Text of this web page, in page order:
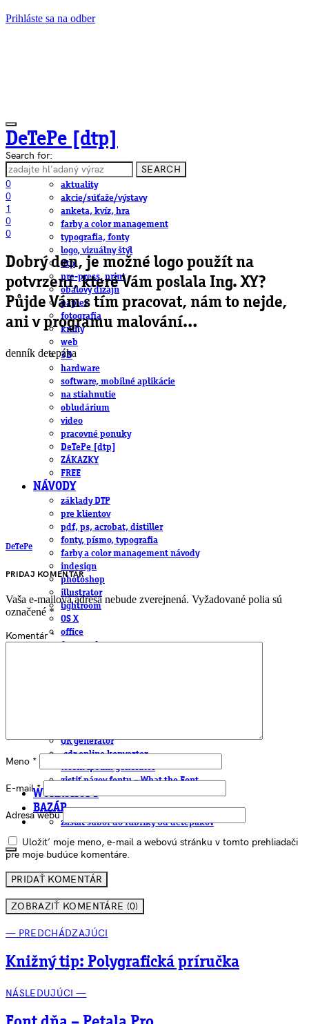
Prihláste sa na odber
DeTePe [dtp]
ČLÁNKY
aktuality
akcie/súťaže/výstavy
anketa, kvíz, hra
farby a color management
typografia, fonty
logo, vizuálny štýl
dtp
pre-press, print
obalový dizajn
papier
fotografia
knihy
web
3D
hardware
software, mobilné aplikácie
na stiahnutie
obludárium
video
pracovné ponuky
DeTePe [dtp]
ZÁKAZKY
FREE
NÁVODY
základy DTP
pre klientov
pdf, ps, acrobat, distiller
fonty, písmo, typografia
farby a color management návody
indesign
photoshop
illustrator
lightroom
OS X
office
fonty zadarmo
QR generátor
.cdr online konvertor
lorem ipsum generátor
zistiť názov fontu – What the Font
WORKSHOPY
BAZÁR
zaslať súbor do rubriky Od detepákov
Search for:
SEARCH
0
0
1
0
0
Dobrý den, je možné logo použít na
potvrzení, které Vám poslala Ing. XY?
Půjde Vám s tím pracovat, nám to nejde,
ani v programu malování…
denník detepáka
DeTePe
PRIDAJ KOMENTÁR
Vaša e-mailová adresa nebude zverejnená. Vyžadované polia sú
označené *
Komentár*
Meno *
E-mail*
Adresa webu
Uložiť moje meno, e-mail a webovú stránku v tomto prehliadači
pre moje budúce komentáre.
ZOBRAZIŤ KOMENTÁRE (0)
— PREDCHÁDZAJÚCI
Knižný tip: Polygrafická príručka
NÁSLEDUJÚCI —